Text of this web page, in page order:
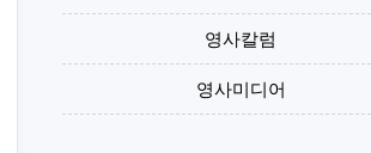
영사칼럼
영사미디어